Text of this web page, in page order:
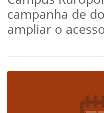
campanha de
ampliar o